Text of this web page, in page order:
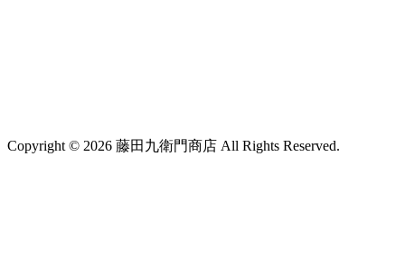
Copyright © 2026 藤田九衛門商店 All Rights Reserved.